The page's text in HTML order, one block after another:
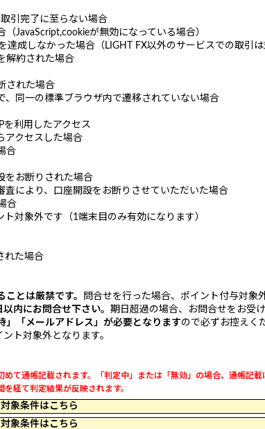
引完了に至らない場合
JavaScript,cookieが無効になっている場合）
成しなかった場合（LIGHT FX以外のサービスでの取引は
解約された場合
された場合
、同一の標準ブラウザ内で遷移されていない場合
を利用したアクセス
アクセスした場合
合
をお断りされた場合
査により、口座開設をお断りさせていただいた場合
合
対象外です（1端末目のみ有効になります）
れた場合
とは厳禁です。
問合せを行った場合、ポイント付与対象
内にお問合せ下さい。 期日超過の場合、お問合せをお受
」「メールアドレス」が必要となりますので必ずお控えく
ト対象外となります。
て通帳記載されます。「判定中」または「無効」の場合、通帳記載
経て判定結果が反映されます。
象条件はこちら
象条件はこちら